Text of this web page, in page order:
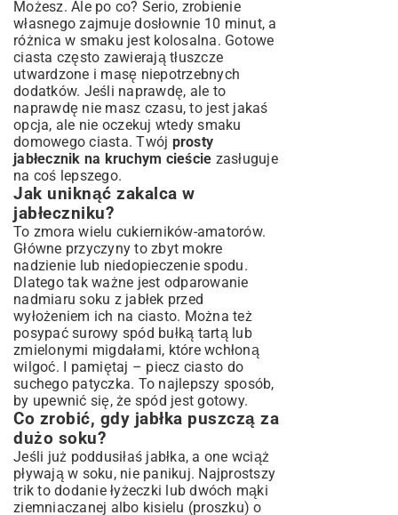
Możesz. Ale po co? Serio, zrobienie
własnego zajmuje dosłownie 10 minut, a
różnica w smaku jest kolosalna. Gotowe
ciasta często zawierają tłuszcze
utwardzone i masę niepotrzebnych
dodatków. Jeśli naprawdę, ale to
naprawdę nie masz czasu, to jest jakaś
opcja, ale nie oczekuj wtedy smaku
domowego ciasta. Twój prosty
jabłecznik na kruchym cieście zasługuje
na coś lepszego.
Jak uniknąć zakalca w
jabłeczniku?
To zmora wielu cukierników-amatorów.
Główne przyczyny to zbyt mokre
nadzienie lub niedopieczenie spodu.
Dlatego tak ważne jest odparowanie
nadmiaru soku z jabłek przed
wyłożeniem ich na ciasto. Można też
posypać surowy spód bułką tartą lub
zmielonymi migdałami, które wchłoną
wilgoć. I pamiętaj – piecz ciasto do
suchego patyczka. To najlepszy sposób,
by upewnić się, że spód jest gotowy.
Co zrobić, gdy jabłka puszczą za
dużo soku?
Jeśli już poddusiłaś jabłka, a one wciąż
pływają w soku, nie panikuj. Najprostszy
trik to dodanie łyżeczki lub dwóch mąki
ziemniaczanej albo kisielu (proszku) o